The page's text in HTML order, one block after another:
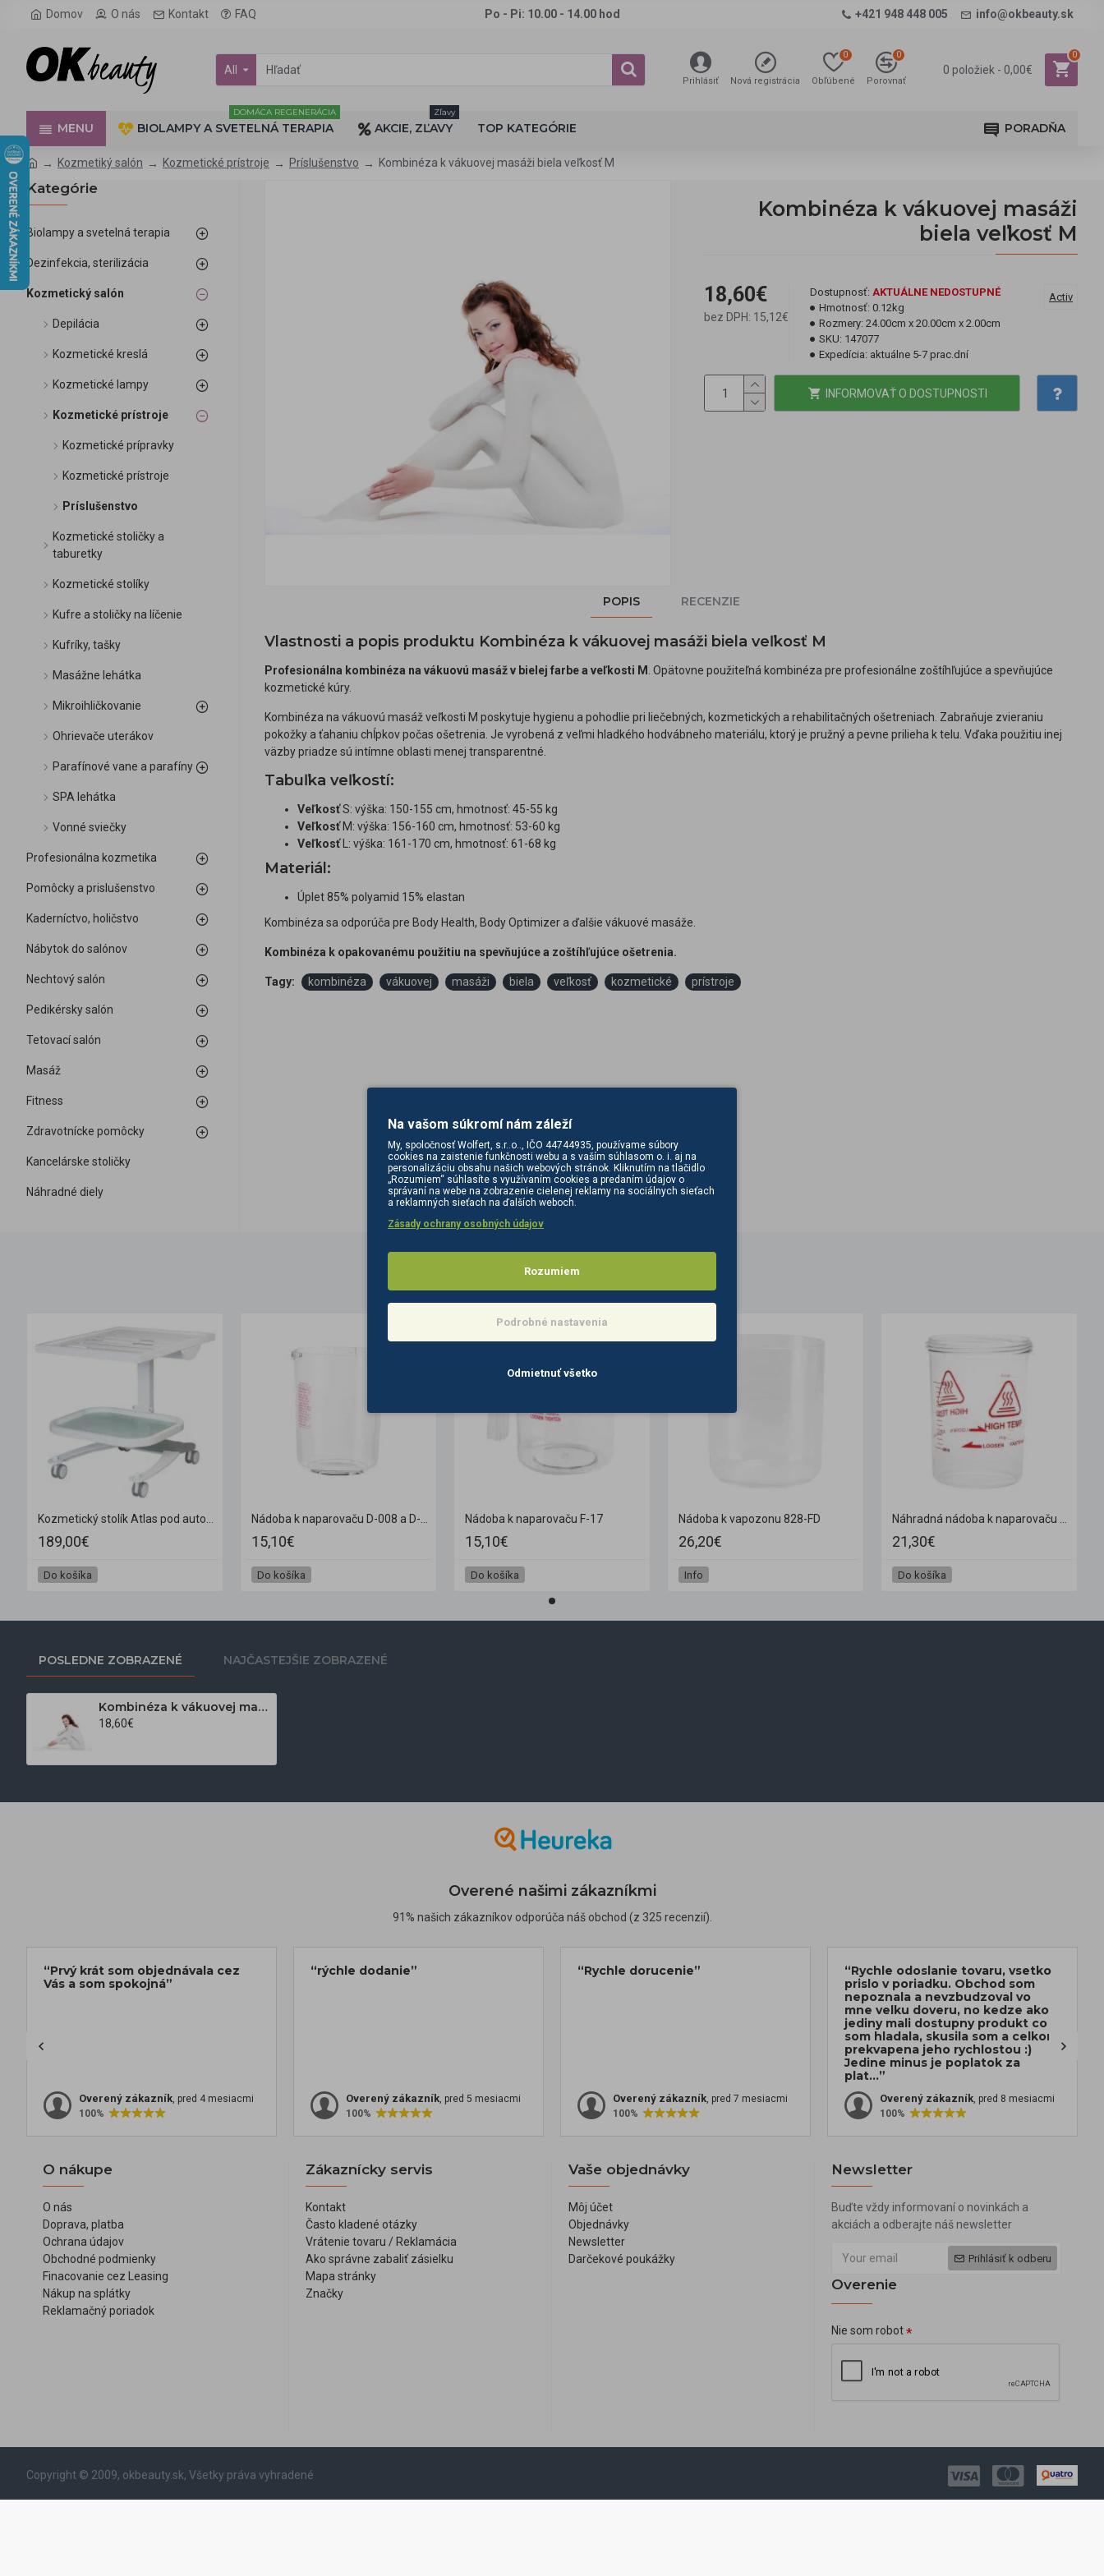
Domov O nás Kontakt FAQ Po - Pi: 10.00 - 14.00 hod +421 948 448 005 info@okbeauty.sk
All
Prihlásiť Nová registrácia Obľúbené
0
Porovnať
0
0 položiek - 0,00€
0
MENU BIOLAMPY A SVETELNÁ TERAPIA
DOMÁCA REGENERÁCIA
AKCIE, ZĽAVY
Zľavy
TOP KATEGÓRIE PORADŇA
Kozmetiký salón Kozmetické prístroje Príslušenstvo Kombinéza k vákuovej masáži biela veľkosť M
Kategórie
Biolampy a svetelná terapia
Dezinfekcia, sterilizácia
Kozmetický salón
Depilácia
Kozmetické kreslá
Kozmetické lampy
Kozmetické prístroje
Kozmetické prípravky
Kozmetické prístroje
Príslušenstvo
Kozmetické stoličky a
taburetky
Kozmetické stolíky
Kufre a stoličky na líčenie
Kufríky, tašky
Masážne lehátka
Mikroihličkovanie
Ohrievače uterákov
Parafínové vane a parafíny
SPA lehátka
Vonné sviečky
Profesionálna kozmetika
Pomôcky a prislušenstvo
Kaderníctvo, holičstvo
Nábytok do salónov
Nechtový salón
Pedikérsky salón
Tetovací salón
Masáž
Fitness
Zdravotnícke pomôcky
Kancelárske stoličky
Náhradné diely
Kombinéza k vákuovej masáži
biela veľkosť M
18,60€
bez DPH: 15,12€
Dostupnosť: AKTUÁLNE NEDOSTUPNÉ
Hmotnosť: 0.12kg
Rozmery: 24.00cm x 20.00cm x 2.00cm
SKU: 147077
Expedícia: aktuálne 5-7 prac.dní
Activ
INFORMOVAŤ O DOSTUPNOSTI
POPIS RECENZIE
Vlastnosti a popis produktu Kombinéza k vákuovej masáži biela veľkosť M
Profesionálna kombinéza na vákuovú masáž v bielej farbe a veľkosti M . Opätovne použiteľná kombinéza pre profesionálne zoštíhľujúce a spevňujúce
kozmetické kúry.
Kombinéza na vákuovú masáž veľkosti M poskytuje hygienu a pohodlie pri liečebných, kozmetických a rehabilitačných ošetreniach. Zabraňuje zvieraniu
pokožky a ťahaniu chĺpkov počas ošetrenia. Je vyrobená z veľmi hladkého hodvábneho materiálu, ktorý je pružný a pevne prilieha k telu. Vďaka použitiu inej
väzby priadze sú intímne oblasti menej transparentné.
Tabuľka veľkostí:
VeľkosťS: výška: 150-155 cm, hmotnosť: 45-55 kg
VeľkosťM: výška: 156-160 cm, hmotnosť: 53-60 kg
VeľkosťL: výška: 161-170 cm, hmotnosť: 61-68 kg
Materiál:
Úplet 85% polyamid 15% elastan
Kombinéza sa odporúča pre Body Health, Body Optimizer a ďalšie vákuové masáže.
Kombinéza k opakovanému použitiu na spevňujúce a zoštíhľujúce ošetrenia.
Tagy: kombinéza vákuovej masáži biela veľkosť kozmetické prístroje
PODOBNÉ PRODUKTY SÚVISIACE PRODUKTY
189,00€
Do košíka
15,10€
Do košíka
Nádoba k naparovaču F-17
15,10€
Do košíka
Nádoba k vapozonu 828-FD
26,20€
Info
21,30€
Do košíka
POSLEDNE ZOBRAZENÉ NAJČASTEJŠIE ZOBRAZENÉ
Kombinéza k vákuovej masáži biela veľkosť M
18,60€
Overené našimi zákazníkmi
91% našich zákazníkov odporúča náš obchod (z 325 recenzií).
“Prvý krát som objednávala cez
Vás a som spokojná”
Overený zákazník, pred 4 mesiacmi
100%
“rýchle dodanie”
Overený zákazník, pred 5 mesiacmi
100%
“Rychle dorucenie”
Overený zákazník, pred 7 mesiacmi
100%
“Rychle odoslanie tovaru, vsetko
prislo v poriadku. Obchod som
nepoznala a nevzbudzoval vo
mne velku doveru, no kedze ako
jediny mali dostupny produkt co
som hladala, skusila som a celkom
prekvapena jeho rychlostou :)
Jedine minus je poplatok za
plat...”
Overený zákazník, pred 8 mesiacmi
100%
O nákupe
O nás
Doprava, platba
Ochrana údajov
Obchodné podmienky
Finacovanie cez Leasing
Nákup na splátky
Reklamačný poriadok
Zákaznícky servis
Kontakt
Často kladené otázky
Vrátenie tovaru / Reklamácia
Ako správne zabaliť zásielku
Mapa stránky
Značky
Vaše objednávky
Môj účet
Objednávky
Newsletter
Darčekové poukážky
Newsletter
Buďte vždy informovaní o novinkách a
akciách a odberajte náš newsletter
Prihlásiť k odberu
Overenie
Nie som robot
Copyright © 2009, okbeauty.sk, Všetky práva vyhradené
Na vašom súkromí nám záleží
My, spoločnosť Wolfert, s.r..o.., IČO 44744935, používame súbory
cookies na zaistenie funkčnosti webu a s vaším súhlasom o. i. aj na
personalizáciu obsahu našich webových stránok. Kliknutím na tlačidlo
„Rozumiem“ súhlasíte s využívaním cookies a predaním údajov o
správaní na webe na zobrazenie cielenej reklamy na sociálnych sieťach
a reklamných sieťach na ďalších weboch.
Zásady ochrany osobných údajov
Rozumiem
Podrobné nastavenia
Odmietnuť všetko